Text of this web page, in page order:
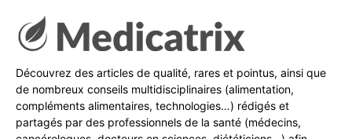
Découvrez des articles de qualité, rares et pointus, ainsi que
de nombreux conseils multidisciplinaires (alimentation,
compléments alimentaires, technologies…) rédigés et
partagés par des professionnels de la santé (médecins,